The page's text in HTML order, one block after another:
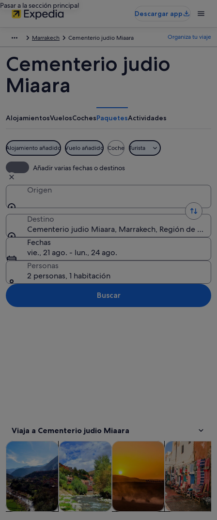
Pasar a la sección principal
Descargar app
Marrakech Cementerio judio Miaara Organiza tu viaje
Cementerio judio
Miaara
AlojamientosVuelosCochesPaquetesActividades
Alojamiento añadido Vuelo añadido Coche Turista
Añadir varias fechas o destinos
Origen
Destino
Cementerio judio Miaara, Marrakech, Región de
Fechas
vie., 21 ago. - lun., 24 ago.
Personas
2 personas, 1 habitación
Buscar
Viaja a Cementerio judio Miaara
Visitas guiadas y excursiones de un día Se abre en una
Historia y culturaSe abre en una pestaña
Aventuras y al aire libre Se
Visitas